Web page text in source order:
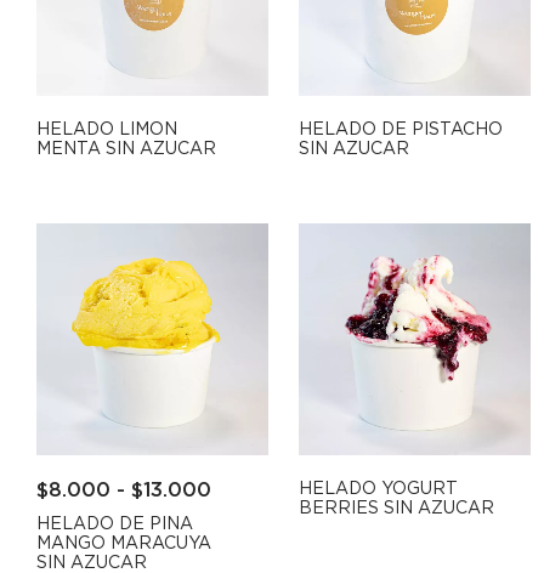
HELADO LIMON
MENTA SIN AZUCAR
HELADO DE PISTACHO
SIN AZUCAR
$8.000 - $13.000
HELADO DE PINA
MANGO MARACUYA
SIN AZUCAR
HELADO YOGURT
BERRIES SIN AZUCAR